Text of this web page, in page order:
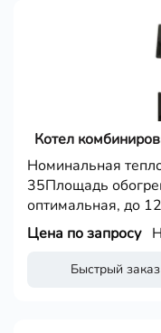
Котел
Номинальная
35Площадь
оптимальная, до
Быстрый заказ
Цена по запросу